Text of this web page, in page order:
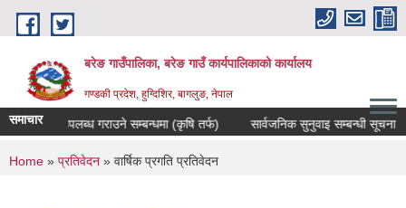
Skip to main content
बरेङ गाउँपालिका, बरेङ गाउँ कार्यपालिकाको कार्यालय
गण्डकी प्रदेश, हुग्दिशिर, बागलुङ, नेपाल
समाचार
दररेट उपलब्ध गराउने सम्बन्धमा (कृषि तर्फ) सार्वजनिक सुनुवाइ सम्बन्धी सूचना
You are here
Home » प्रतिवेदन » वार्षिक प्रगति प्रतिवेदन